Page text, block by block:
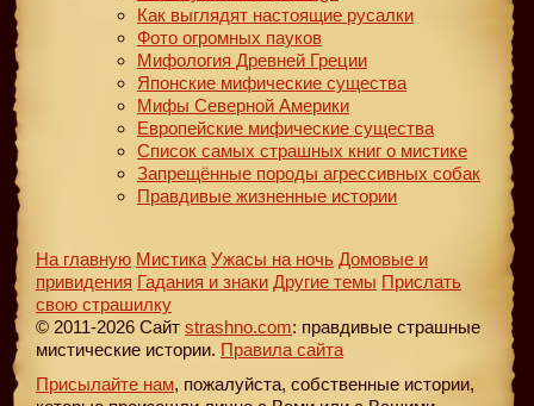
Как выглядят настоящие русалки
Фото огромных пауков
Мифология Древней Греции
Японские мифические существа
Мифы Северной Америки
Европейские мифические существа
Список самых страшных книг о мистике
Запрещённые породы агрессивных собак
Правдивые жизненные истории
На главную Мистика Ужасы на ночь Домовые и
привидения Гадания и знаки Другие темы Прислать
свою страшилку
© 2011-2026 Сайт strashno.com: правдивые страшные
мистические истории. Правила сайта
Присылайте нам, пожалуйста, собственные истории,